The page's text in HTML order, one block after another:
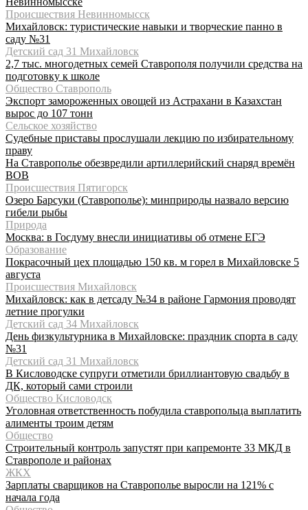
Происшествия Невинномысск
Михайловск: туристические навыки и творческие панно в
саду №31
Детский сад 31 Михайловск
2,7 тыс. многодетных семей Ставрополя получили средства на
подготовку к школе
Общество Ставрополь
Экспорт замороженных овощей из Астрахани в Казахстан
вырос до 107 тонн
Сельское хозяйство
Судебные приставы прослушали лекцию по избирательному
праву
На Ставрополье обезвредили артиллерийский снаряд времён
ВОВ
Происшествия Пятигорск
Озеро Барсуки (Ставрополье): минприроды назвало версию
гибели рыбы
Природа
Москва: в Госдуму внесли инициативы об отмене ЕГЭ
Образование
Покрасочный цех площадью 150 кв. м горел в Михайловске 5
августа
Происшествия Михайловск
Михайловск: как в детсаду №34 в районе Гармония проводят
летние прогулки
Детский сад 34 Михайловск
День физкультурника в Михайловске: праздник спорта в саду
№31
Детский сад 31 Михайловск
В Кисловодске супруги отметили бриллиантовую свадьбу в
ДК, который сами строили
Общество Кисловодск
Уголовная ответственность побудила ставропольца выплатить
алименты троим детям
Общество
Строительный контроль запустят при капремонте 33 МКД в
Ставрополе и районах
ЖКХ
Зарплаты сварщиков на Ставрополье выросли на 121% с
начала года